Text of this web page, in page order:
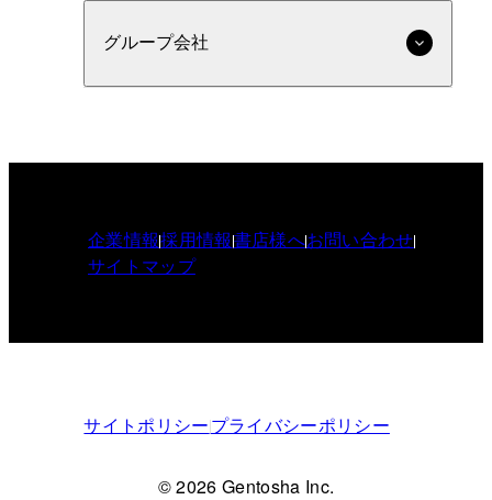
グループ会社
企業情報採用情報書店様へお問い合わせ
サイトマップ
サイトポリシープライバシーポリシー
© 2026 Gentosha Inc.